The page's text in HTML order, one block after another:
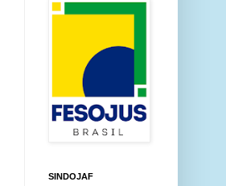
SINDOJAF